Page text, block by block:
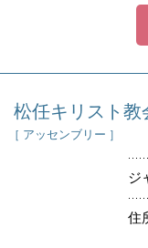
松任キリスト教
［ アッセンブリー ］
ジ
住